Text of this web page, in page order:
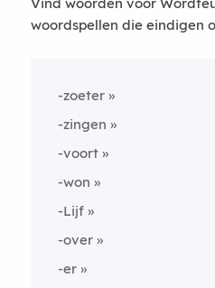
woordspellen die eindigen
-zoeter
-zingen
-voort
-won
-Lijf
-over
-er